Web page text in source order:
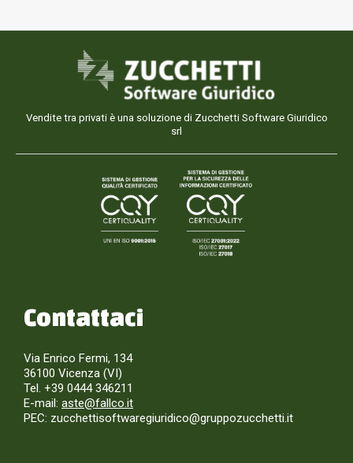
Vendite tra privati è una soluzione di Zucchetti Software Giuridico
srl
Contattaci
Via Enrico Fermi, 134
36100 Vicenza (VI)
Tel. +39 0444 346211
E-mail: aste@fallco.it
PEC: zucchettisoftwaregiuridico@gruppozucchetti.it